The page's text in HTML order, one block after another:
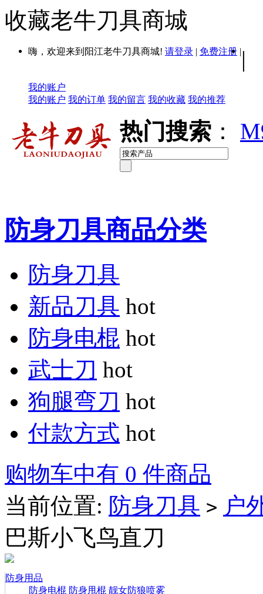
收藏老牛刀具商城
嗨，欢迎来到阳江老牛刀具商城! 请登录 | 免费注册 | |
我的账户
我的账户 我的订单 我的留言 我的收藏 我的推荐
热门搜索 ：
防身刀具商品分类
防身刀具
新品刀具 hot
防身电棍 hot
武士刀 hot
狗腿弯刀 hot
付款方式 hot
购物车中有 0 件商品
当前位置: 防身刀具 > 户
巴斯小飞鸟直刀
防身用品
防身电棍 防身甩棍 靓女防狼喷雾